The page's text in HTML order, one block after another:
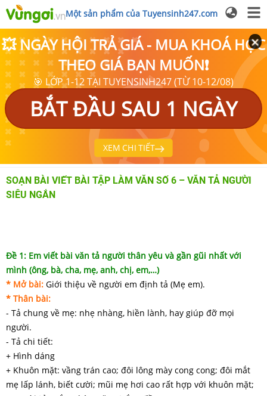
Một sản phẩm của Tuyensinh247.com
💥 NGÀY HỘI TRẢ GIÁ - MUA KHOÁ HỌC
THEO GIÁ BẠN MUỐN❗
🎯 LỚP 1-12 TẠI TUYENSINH247 (TỪ 10-12/08)
BẮT ĐẦU SAU 1 NGÀY
XEM CHI TIẾT
SOẠN BÀI VIẾT BÀI TẬP LÀM VĂN SỐ 6 – VĂN TẢ NGƯỜI
SIÊU NGẮN
Đề 1: Em viết bài văn tả người thân yêu và gần gũi nhất với
mình (ông, bà, cha, mẹ, anh, chị, em,…)
* Mở bài: Giới thiệu về người em định tả (Mẹ em).
* Thân bài:
- Tả chung về mẹ: nhẹ nhàng, hiền lành, hay giúp đỡ mọi
người.
- Tả chi tiết:
+ Hình dáng
+ Khuôn mặt: vầng trán cao; đôi lông mày cong cong; đôi mắt
mẹ lấp lánh, biết cười; mũi mẹ hơi cao rất hợp với khuôn mặt;